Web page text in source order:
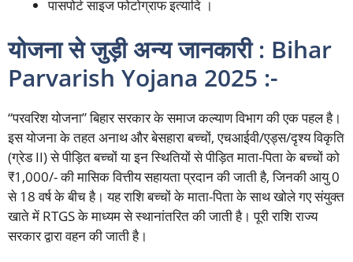
पासपोर्ट साइज फोटोग्राफ इत्यादि ।
योजना से जुड़ी अन्य जानकारी : Bihar
Parvarish Yojana 2025 :-
“परवरिश योजना” बिहार सरकार के समाज कल्याण विभाग की एक पहल है।
इस योजना के तहत अनाथ और बेसहारा बच्चों, एचआईवी/एड्स/दृश्य विकृति
(ग्रेड II) से पीड़ित बच्चों या इन स्थितियों से पीड़ित माता-पिता के बच्चों को
₹1,000/- की मासिक वित्तीय सहायता प्रदान की जाती है, जिनकी आयु 0
से 18 वर्ष के बीच है। यह राशि बच्चों के माता-पिता के साथ खोले गए संयुक्त
खाते में RTGS के माध्यम से स्थानांतरित की जाती है। पूरी राशि राज्य
सरकार द्वारा वहन की जाती है।